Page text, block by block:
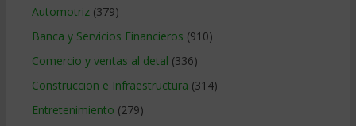
Automotriz(379)
Banca y Servicios Financieros (910)
Comercio y ventas al detal (336)
Construccion e Infraestructura (314)
Entretenimiento (279)